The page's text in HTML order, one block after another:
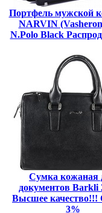
Портфель мужской
NARVIN
N.Polo Black
Сумка кожаная
документов Barkli
Высшее качество!!!
3%